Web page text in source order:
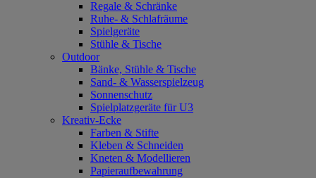
Regale & Schränke
Ruhe- & Schlafräume
Spielgeräte
Stühle & Tische
Outdoor
Bänke, Stühle & Tische
Sand- & Wasserspielzeug
Sonnenschutz
Spielplatzgeräte für U3
Kreativ-Ecke
Farben & Stifte
Kleben & Schneiden
Kneten & Modellieren
Papieraufbewahrung